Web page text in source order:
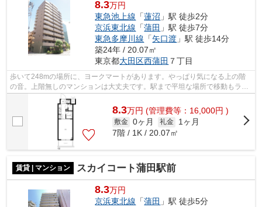
8.3万円
東急池上線 「蓮沼 」駅 徒歩2分
京浜東北線 「蒲田 」駅 徒歩7分
東急多摩川線 「矢口渡 」駅 徒歩14分
築24年 / 20.07㎡
東京都大田区西蒲田 ７丁目
歩いて248mの場所に、ヨークマートがあります。やっぱり気になる上の階
の音。上階無しのマンションは大丈夫です。駅まで平坦な場所で移動もラク
な物件です。共用部にはエレベータ・敷...
8.3万円 (管理費等：16,000円 )
敷金 0ヶ月 礼金
1ヶ月
7階 / 1K / 20.07㎡
賃貸 | マンション スカイコート蒲田駅前
8.3万円
京浜東北線 「蒲田 」駅 徒歩5分